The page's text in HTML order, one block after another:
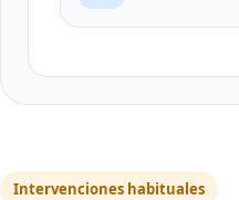
Intervenciones habituales